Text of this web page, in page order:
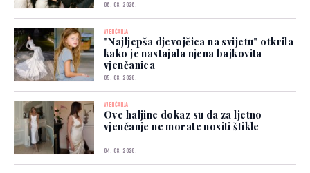
06. 08. 2026.
VJENČANJA
"Najljepša djevojčica na svijetu" otkrila
kako je nastajala njena bajkovita
vjenčanica
05. 08. 2026.
VJENČANJA
Ove haljine dokaz su da za ljetno
vjenčanje ne morate nositi štikle
04. 08. 2026.